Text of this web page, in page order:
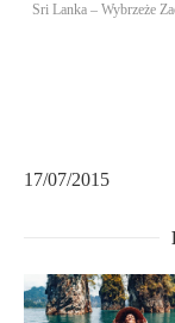
Sri Lanka – Wybrzeże
17/07/2015